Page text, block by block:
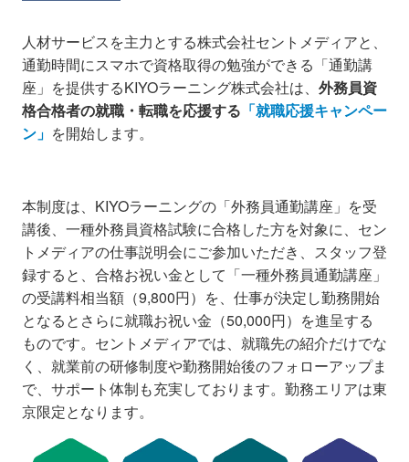
人材サービスを主力とする株式会社セントメディアと、
通勤時間にスマホで資格取得の勉強ができる「通勤講
座」を提供するKIYOラーニング株式会社は、 外務員資
格合格者の就職・転職を応援する 「就職応援キャンペー
ン」 を開始します。
本制度は、KIYOラーニングの「外務員通勤講座」を受
講後、一種外務員資格試験に合格した方を対象に、セン
トメディアの仕事説明会にご参加いただき、スタッフ登
録すると、合格お祝い金として「一種外務員通勤講座」
の受講料相当額（9,800円）を、仕事が決定し勤務開始
となるとさらに就職お祝い金（50,000円）を進呈する
ものです。セントメディアでは、就職先の紹介だけでな
く、就業前の研修制度や勤務開始後のフォローアップま
で、サポート体制も充実しております。勤務エリアは東
京限定となります。